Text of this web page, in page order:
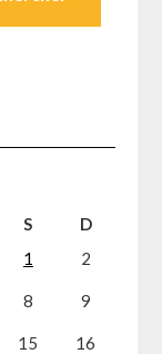
S
D
1
2
8 9
15 16